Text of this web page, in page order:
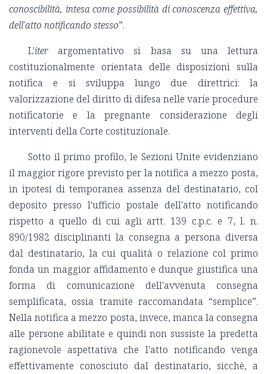
conoscibilità, intesa come possibilità di conoscenza effettiva,
dell'atto notificando stesso”.
L'iter argomentativo si basa su una lettura
costituzionalmente orientata delle disposizioni sulla
notifica e si sviluppa lungo due direttrici: la
valorizzazione del diritto di difesa nelle varie procedure
notificatorie e la pregnante considerazione degli
interventi della Corte costituzionale.
Sotto il primo profilo, le Sezioni Unite evidenziano
il maggior rigore previsto per la notifica a mezzo posta,
in ipotesi di temporanea assenza del destinatario, col
deposito presso l'ufficio postale dell'atto notificando
rispetto a quello di cui agli artt. 139 c.p.c. e 7, l. n.
890/1982 disciplinanti la consegna a persona diversa
dal destinatario, la cui qualità o relazione col primo
fonda un maggior affidamento e dunque giustifica una
forma di comunicazione dell'avvenuta consegna
semplificata, ossia tramite raccomandata “semplice”.
Nella notifica a mezzo posta, invece, manca la consegna
alle persone abilitate e quindi non sussiste la predetta
ragionevole aspettativa che l'atto notificando venga
effettivamente conosciuto dal destinatario, sicchè, a